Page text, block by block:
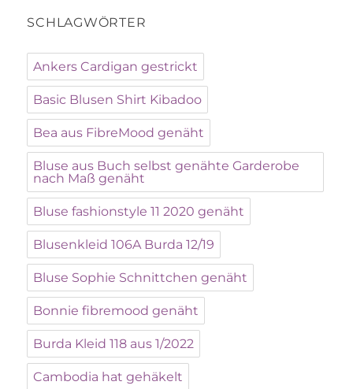
SCHLAGWÖRTER
Ankers Cardigan gestrickt
Basic Blusen Shirt Kibadoo
Bea aus FibreMood genäht
Bluse aus Buch selbst genähte Garderobe
nach Maß genäht
Bluse fashionstyle 11 2020 genäht
Blusenkleid 106A Burda 12/19
Bluse Sophie Schnittchen genäht
Bonnie fibremood genäht
Burda Kleid 118 aus 1/2022
Cambodia hat gehäkelt